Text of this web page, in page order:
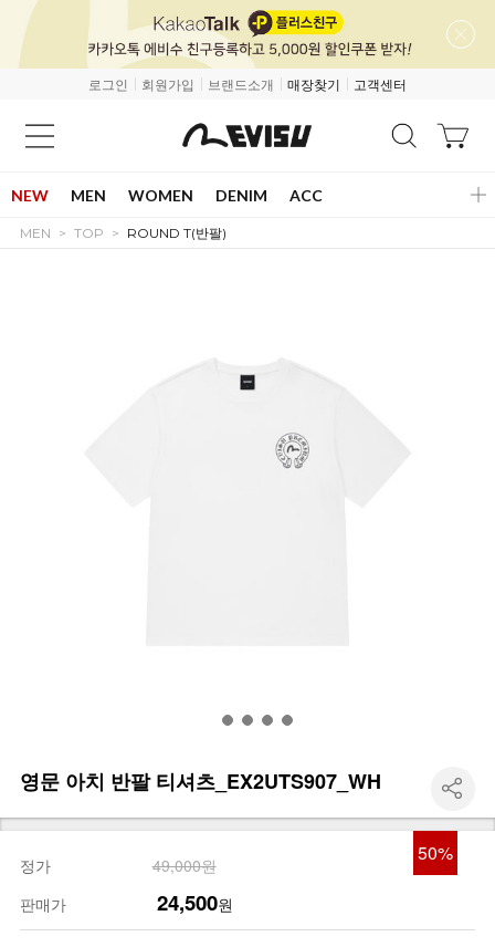
로그인 회원가입 브랜드소개 매장찾기 고객센터
NEW MEN WOMEN DENIM ACC
MEN TOP ROUND T(반팔)
영문 아치 반팔 티셔츠_EX2UTS907_WH
50%
정가
49,000원
판매가
24,500원